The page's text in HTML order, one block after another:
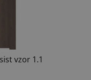
vzor 1.1